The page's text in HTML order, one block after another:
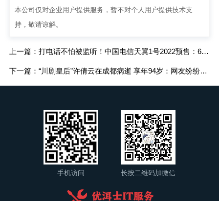
本公司仅对企业用户提供服务，暂不对个人用户提供技术支
持，敬请谅解。
上一篇：打电话不怕被监听！中国电信天翼1号2022预售：6nm国产5G芯
下一篇：“川剧皇后”许倩云在成都病逝 享年94岁：网友纷纷悼念 一路走好
手机访问 长按二维码加微信